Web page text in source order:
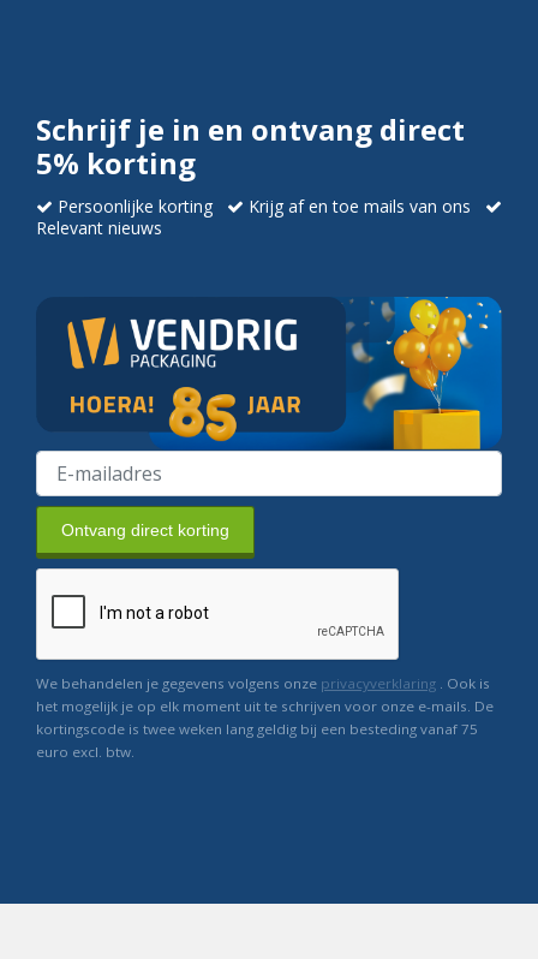
Schrijf je in en ontvang direct
5% korting
Persoonlijke korting
Krijg af en toe mails van ons
Relevant nieuws
Ontvang direct korting
We behandelen je gegevens volgens onze privacyverklaring . Ook is
het mogelijk je op elk moment uit te schrijven voor onze e-mails. De
kortingscode is twee weken lang geldig bij een besteding vanaf 75
euro excl. btw.